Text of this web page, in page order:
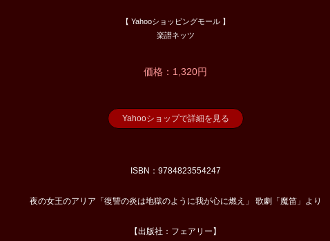
【 Yahooショッピングモール 】
楽譜ネッツ
価格：1,320円
Yahooショップで詳細を見る
ISBN：9784823554247
夜の女王のアリア「復讐の炎は地獄のように我が心に燃え」 歌劇「魔笛」より
【出版社：フェアリー】